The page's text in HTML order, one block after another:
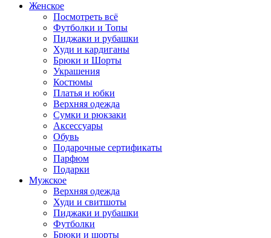
Женское
Посмотреть всё
Футболки и Топы
Пиджаки и рубашки
Худи и кардиганы
Брюки и Шорты
Украшения
Костюмы
Платья и юбки
Верхняя одежда
Сумки и рюкзаки
Аксессуары
Обувь
Подарочные сертификаты
Парфюм
Подарки
Мужское
Верхняя одежда
Худи и свитшоты
Пиджаки и рубашки
Футболки
Брюки и шорты